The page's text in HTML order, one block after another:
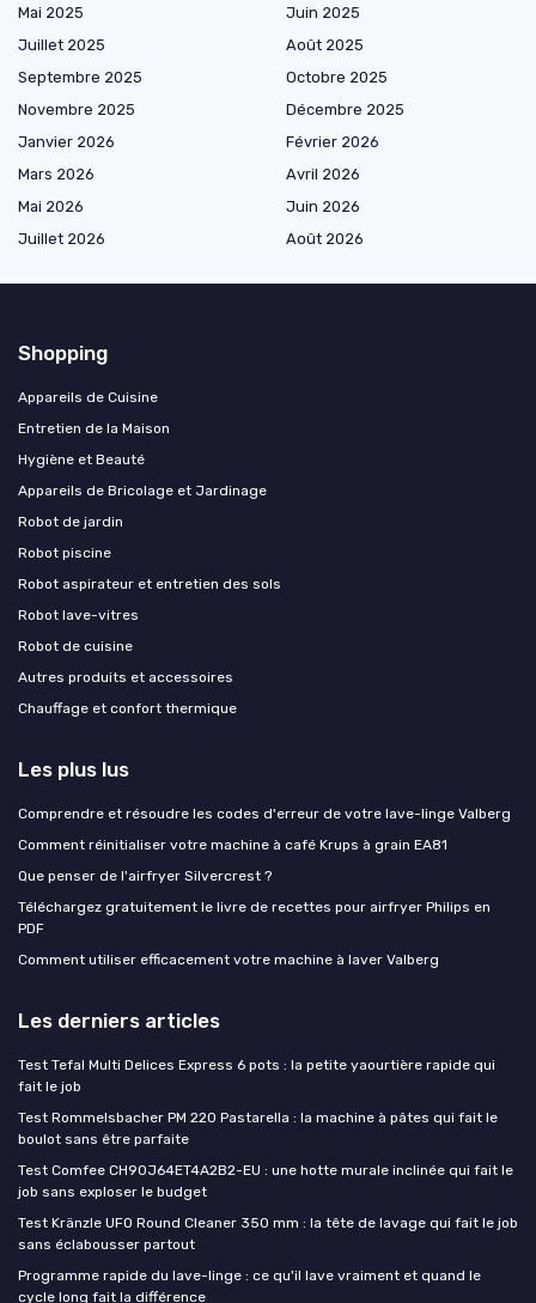
Mai 2025
Juin 2025
Juillet 2025
Août 2025
Septembre 2025
Octobre 2025
Novembre 2025
Décembre 2025
Janvier 2026
Février 2026
Mars 2026
Avril 2026
Mai 2026
Juin 2026
Juillet 2026
Août 2026
Shopping
Appareils de Cuisine
Entretien de la Maison
Hygiène et Beauté
Appareils de Bricolage et Jardinage
Robot de jardin
Robot piscine
Robot aspirateur et entretien des sols
Robot lave-vitres
Robot de cuisine
Autres produits et accessoires
Chauffage et confort thermique
Les plus lus
Comprendre et résoudre les codes d'erreur de votre lave-linge Valberg
Comment réinitialiser votre machine à café Krups à grain EA81
Que penser de l'airfryer Silvercrest ?
Téléchargez gratuitement le livre de recettes pour airfryer Philips en
PDF
Comment utiliser efficacement votre machine à laver Valberg
Les derniers articles
Test Tefal Multi Delices Express 6 pots : la petite yaourtière rapide qui
fait le job
Test Rommelsbacher PM 220 Pastarella : la machine à pâtes qui fait le
boulot sans être parfaite
Test Comfee CH90J64ET4A2B2-EU : une hotte murale inclinée qui fait le
job sans exploser le budget
Test Kränzle UFO Round Cleaner 350 mm : la tête de lavage qui fait le job
sans éclabousser partout
Programme rapide du lave-linge : ce qu'il lave vraiment et quand le
cycle long fait la différence